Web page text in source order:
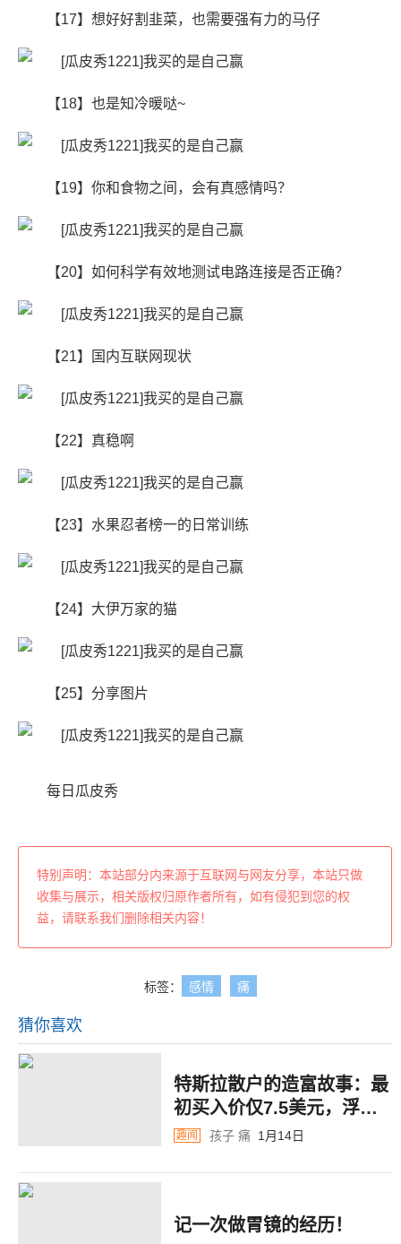
【17】想好好割韭菜，也需要强有力的马仔
【18】也是知冷暖哒~ ​​​​
【19】你和食物之间，会有真感情吗？
【20】如何科学有效地测试电路连接是否正确？
【21】国内互联网现状
【22】真稳啊
【23】水果忍者榜一的日常训练
【24】大伊万家的猫
【25】分享图片
每日瓜皮秀
特别声明：本站部分内来源于互联网与网友分享，本站只做
收集与展示，相关版权归原作者所有，如有侵犯到您的权
益，请联系我们删除相关内容！
标签： 感情 痛
猜你喜欢
特斯拉散户的造富故事：最
初买入价仅7.5美元，浮盈
近1200万，39岁退休！
趣闻 孩子 痛 1月14日
记一次做胃镜的经历！